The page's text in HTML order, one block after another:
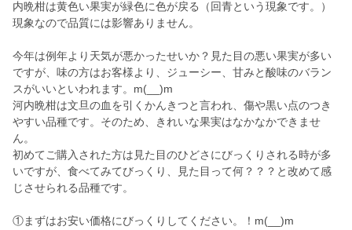
内晩柑は黄色い果実が緑色に色が戻る（回青という現象です。）
現象なので品質には影響ありません。
今年は例年より天気が悪かったせいか？見た目の悪い果実が多い
ですが、味の方はお客様より、ジューシー、甘みと酸味のバラン
スがいいといわれます。m(__)m
河内晩柑は文旦の血を引くかんきつと言われ、傷や黒い点のつき
やすい品種です。そのため、きれいな果実はなかなかできませ
ん。
初めてご購入された方は見た目のひどさにびっくりされる時が多
いですが、食べてみてびっくり、見た目って何？？？と改めて感
じさせられる品種です。
①まずはお安い価格にびっくりしてください。！m(__)m